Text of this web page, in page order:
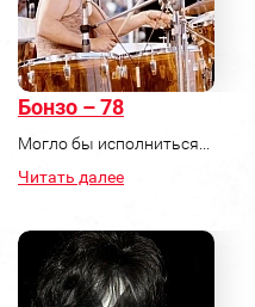
Бонзо – 78
Могло бы исполниться...
Читать далее